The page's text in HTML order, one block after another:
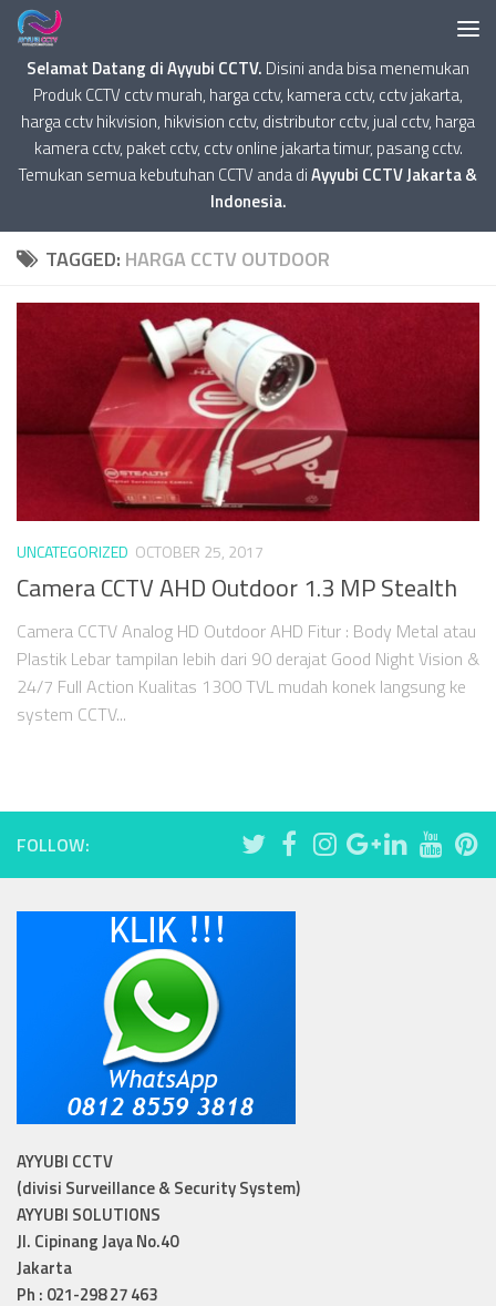
Selamat Datang di Ayyubi CCTV. Disini anda bisa menemukan
Produk CCTV cctv murah, harga cctv, kamera cctv, cctv jakarta,
harga cctv hikvision, hikvision cctv, distributor cctv, jual cctv, harga
kamera cctv, paket cctv, cctv online jakarta timur, pasang cctv.
Temukan semua kebutuhan CCTV anda diAyyubi CCTV Jakarta &
Indonesia.
TAGGED: HARGA CCTV OUTDOOR
UNCATEGORIZED OCTOBER 25, 2017
Camera CCTV AHD Outdoor 1.3 MP Stealth
Camera CCTV Analog HD Outdoor AHD Fitur : Body Metal atau
Plastik Lebar tampilan lebih dari 90 derajat Good Night Vision &
24/7 Full Action Kualitas 1300 TVL mudah konek langsung ke
system CCTV...
FOLLOW:
AYYUBI CCTV
(divisi Surveillance & Security System)
AYYUBI SOLUTIONS
Jl. Cipinang Jaya No.40
Jakarta
Ph : 021-298 27 463